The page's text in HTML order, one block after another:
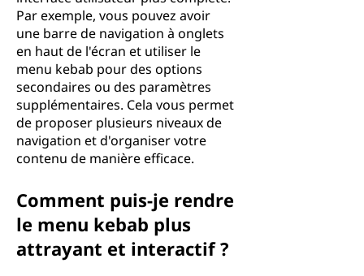
Par exemple, vous pouvez avoir
une barre de navigation à onglets
en haut de l'écran et utiliser le
menu kebab pour des options
secondaires ou des paramètres
supplémentaires. Cela vous permet
de proposer plusieurs niveaux de
navigation et d'organiser votre
contenu de manière efficace.
Comment puis-je rendre
le menu kebab plus
attrayant et interactif ?